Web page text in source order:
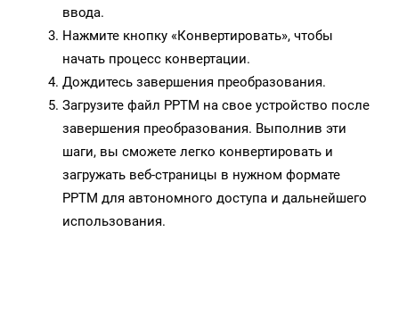
ввода.
Нажмите кнопку «Конвертировать», чтобы
начать процесс конвертации.
Дождитесь завершения преобразования.
Загрузите файл PPTM на свое устройство после
завершения преобразования. Выполнив эти
шаги, вы сможете легко конвертировать и
загружать веб-страницы в нужном формате
PPTM для автономного доступа и дальнейшего
использования.